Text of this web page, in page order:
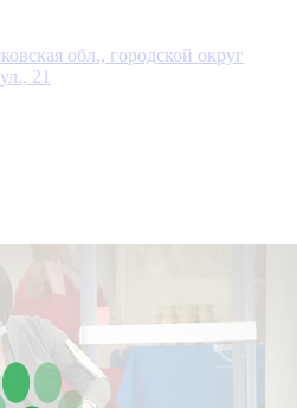
обл., городской округ
21